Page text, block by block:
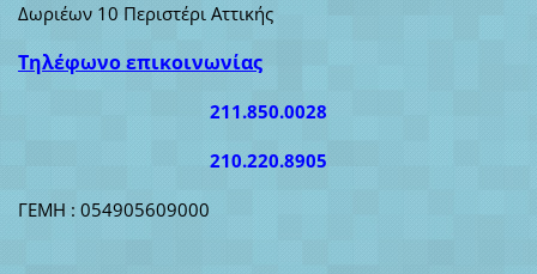
Δωριέων 10 Περιστέρι Αττικής
Τηλέφωνο επικοινωνίας
211.850.0028
210.220.8905
ΓΕΜΗ : 054905609000